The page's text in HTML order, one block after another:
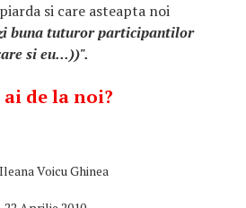
si care asteapta noi
buna tuturor participantilor
si eu...))".
de la noi?
Ileana Voicu Ghinea